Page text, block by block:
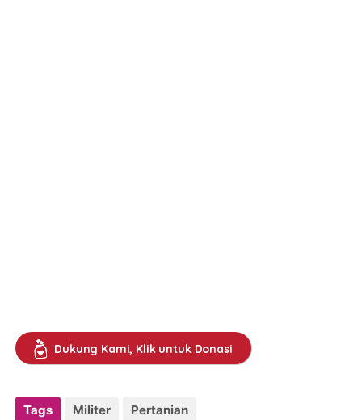
Dukung Kami, Klik untuk Donasi
Tags Militer Pertanian